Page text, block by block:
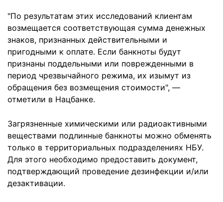
"По результатам этих исследований клиентам
возмещается соответствующая сумма денежных
знаков, признанных действительными и
пригодными к оплате. Если банкноты будут
признаны поддельными или поврежденными в
период чрезвычайного режима, их изымут из
обращения без возмещения стоимости", —
отметили в Нацбанке.
Загрязненные химическими или радиоактивными
веществами подлинные банкноты можно обменять
только в территориальных подразделениях НБУ.
Для этого необходимо предоставить документ,
подтверждающий проведение дезинфекции и/или
дезактивации.